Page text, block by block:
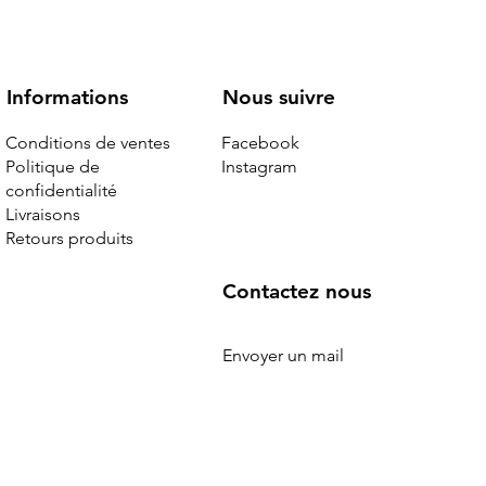
noir
grainé noir neuf
Rupture de stock
Informations
Conditions de ventes
Politique de
confidentialité
Livraisons
Retours produits
Nous suivre
Facebook
Instagram
Contactez nous
Envoyer un mail